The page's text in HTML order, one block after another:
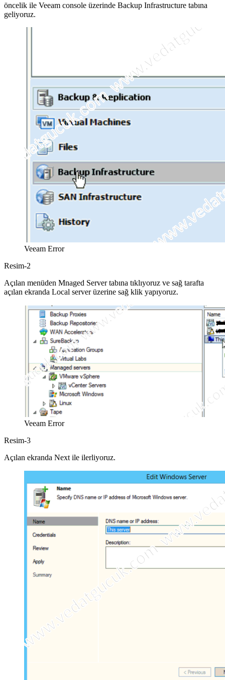
öncelik ile Veeam console üzerinde Backup Infrastructure tabına
geliyoruz.
Veeam Error
Resim-2
Açılan menüden Mnaged Server tabına tıklıyoruz ve sağ tarafta
açılan ekranda Local server üzerine sağ klik yapıyoruz.
Veeam Error
Resim-3
Açılan ekranda Next ile ilerliyoruz.